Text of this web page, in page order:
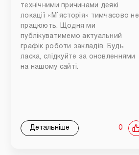
технічними причинами деякі
локації «М`ясторія» тимчасово не
працюють. Щодня ми
публікуватимемо актуальний
графік роботи закладів. Будь
ласка, слідкуйте за оновленнями
на нашому сайті.
Детальніше 0